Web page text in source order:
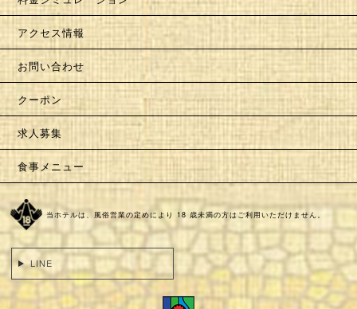
アクセス情報
お問い合わせ
クーポン
求人募集
食事メニュー
当ホテルは、風俗営業の定めにより 18 歳未満の方はご利用いただけません。
LINE